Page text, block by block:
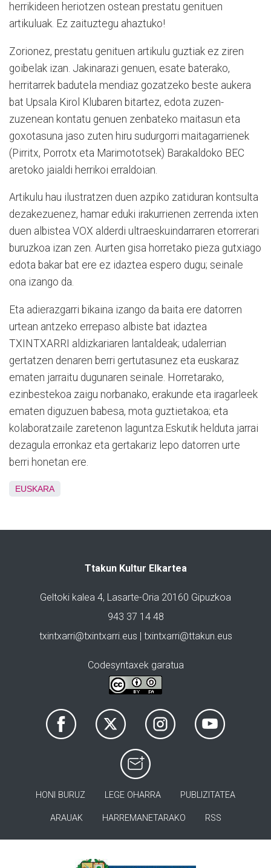
herrikideen heriotzen ostean prestatu genituen
artikuluak. Ez zaituztegu ahaztuko!
Zorionez, prestatu genituen artikulu guztiak ez ziren
goibelak izan. Jakinarazi genuen, esate baterako,
herritarrek badutela mendiaz gozatzeko beste aukera
bat Upsala Kirol Klubaren bitartez, edota zuzen-
zuzenean kontatu genuen zenbateko maitasun eta
goxotasuna jaso zuten hiru sudurgorri maitagarrienek
(Pirritx, Porrotx eta Marimototsek) Barakaldoko BEC
aretoko jaialdi herrikoi erraldoian.
Artikulu hau ilustratzen duen azpiko zatiduran kontsulta
dezakezuenez, hamar eduki irakurrienen zerrenda ixten
duen albistea VOX alderdi ultraeskuindarraren etorrerari
buruzkoa izan zen. Aurten gisa horretako pieza gutxiago
edota bakar bat ere ez idaztea espero dugu; seinale
ona izango da.
Eta adierazgarri bikaina izango da baita ere datorren
urtean antzeko errepaso albiste bat idaztea
TXINTXARRI aldizkariaren lantaldeak; udalerrian
gertatzen denaren berri gertutasunez eta euskaraz
ematen jarraitu dugunaren seinale. Horretarako,
ezinbestekoa zaigu norbanako, erakunde eta iragarleek
ematen diguzuen babesa, mota guztietakoa; eta
kolaboratzaile zaretenon laguntza.Eskutik helduta jarrai
dezagula erronkaz eta gertakariz lepo datorren urte
berri honetan ere.
EUSKARA
Ttakun Kultur Elkartea
Geltoki kalea 4, Lasarte-Oria 20160 Gipuzkoa
943 37 14 48
txintxarri@txintxarri.eus | txintxarri@ttakun.eus
Codesyntaxek garatua
HONI BURUZ LEGE OHARRA PUBLIZITATEA
ARAUAK HARREMANETARAKO RSS